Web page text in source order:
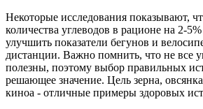
Некоторые исследования показывают,
количества углеводов в рационе на 2-
улучшить показатели бегунов и
дистанции. Важно помнить, что не все
полезны, поэтому выбор правильных
решающее значение. Цель зерна,
киноа - отличные примеры здоровых